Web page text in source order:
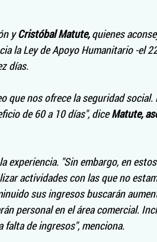
y Cristóbal Matute, quienes
la Ley de Apoyo Humanitario -el
días.
que nos ofrece la seguridad
de 60 a 10 días", dice Matute,
experiencia. "Sin embargo, en
actividades con las que no
sus ingresos buscarán
personal en el área comercial.
falta de ingresos", menciona.